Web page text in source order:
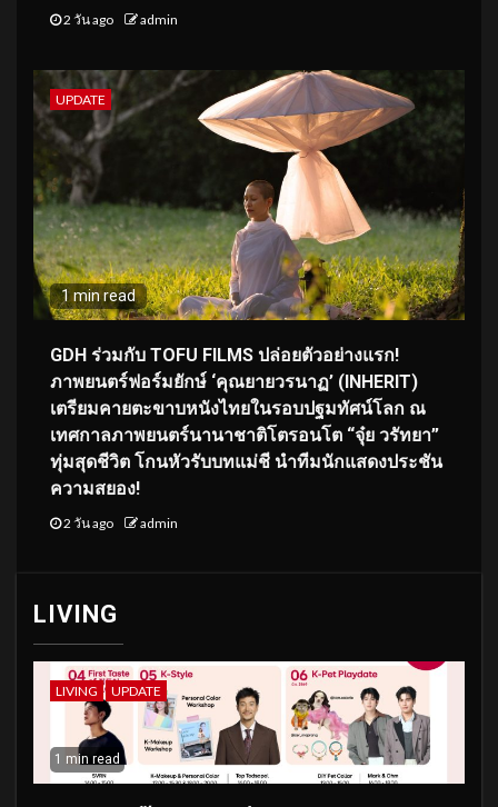
2 วัน ago admin
UPDATE
1 min read
GDH ร่วมกับ TOFU FILMS ปล่อยตัวอย่างแรก!
ภาพยนตร์ฟอร์มยักษ์ ‘คุณยายวรนาฏ’ (INHERIT)
เตรียมคายตะขาบหนังไทยในรอบปฐมทัศน์โลก ณ
เทศกาลภาพยนตร์นานาชาติโตรอนโต “จุ๋ย วรัทยา”
ทุ่มสุดชีวิต โกนหัวรับบทแม่ชี นำทีมนักแสดงประชัน
ความสยอง!
2 วัน ago admin
LIVING
LIVING UPDATE
1 min read